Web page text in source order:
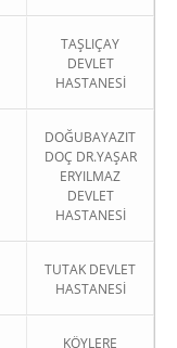
TAŞLIÇAY
DEVLET
HASTANESİ
DOĞUBAYAZIT
DOÇ DR.YAŞAR
ERYILMAZ
DEVLET
HASTANESİ
TUTAK DEVLET
HASTANESİ
KÖYLERE